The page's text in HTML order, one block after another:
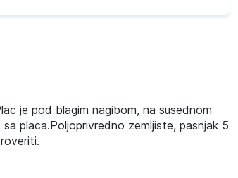
je pod blagim nagibom, na susednom
placa.Poljoprivredno zemljiste, pasnjak 5